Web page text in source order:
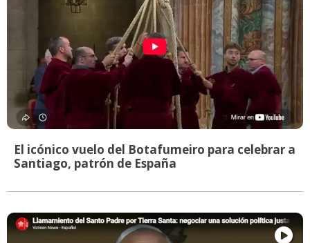
El icónico vuelo del Botafumeiro para celebrar a
Santiago, patrón de España